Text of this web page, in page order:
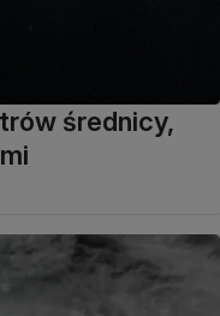
średnicy,